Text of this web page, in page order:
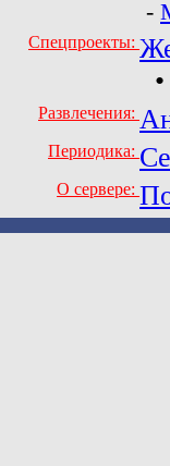
-
Спецпроекты:
•
Развлечения:
Периодика:
О сервере: